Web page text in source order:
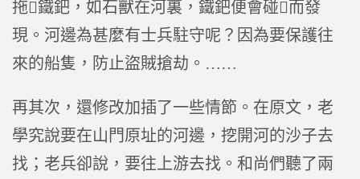
拖鐵鈀，如石獸在河裏，鐵鈀便會碰而發
現。河邊為甚麼有士兵駐守呢？因為要保護往
來的船隻，防止盜賊搶劫。……
再其次，還修改加插了一些情節。在原文，老
學究說要在山門原址的河邊，挖開河的沙子去
找；老兵卻說，要往上游去找。和尚們聽了兩